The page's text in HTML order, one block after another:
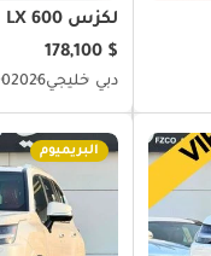
لكزس LX 600
$ 178,100
دبي خليجي20260 كيلومتر
البريميوم